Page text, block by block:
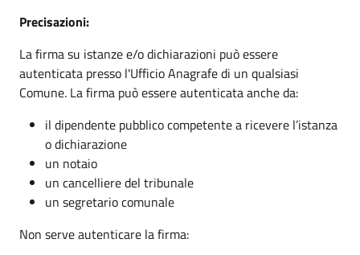
Precisazioni:
La firma su istanze e/o dichiarazioni può essere
autenticata presso l'Ufficio Anagrafe di un qualsiasi
Comune. La firma può essere autenticata anche da:
il dipendente pubblico competente a ricevere l’istanza
o dichiarazione
un notaio
un cancelliere del tribunale
un segretario comunale
Non serve autenticare la firma: